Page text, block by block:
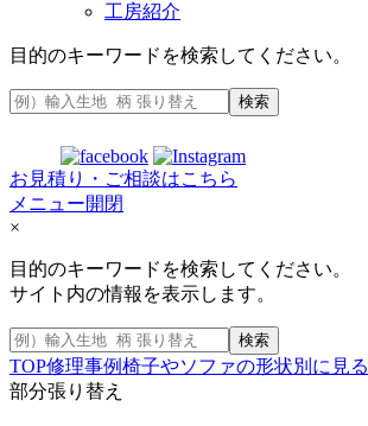
工房紹介
目的のキーワードを検索してください。
検索
お見積り・ご相談はこちら
メニュー開閉
×
目的のキーワードを検索してください。
サイト内の情報を表示します。
検索
TOP修理事例椅子やソファの形状別に見る
部分張り替え